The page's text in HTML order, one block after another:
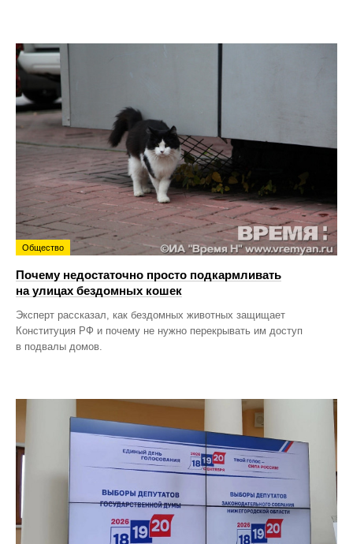
Общество
Почему недостаточно просто подкармливать
на улицах бездомных кошек
Эксперт рассказал, как бездомных животных защищает
Конституция РФ и почему не нужно перекрывать им доступ
в подвалы домов.